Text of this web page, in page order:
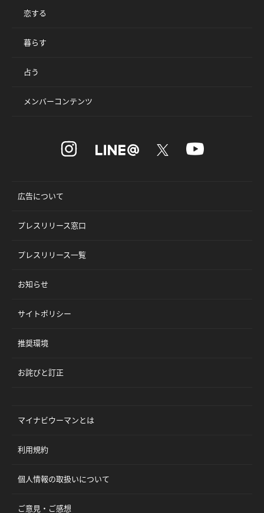
恋する
暮らす
占う
メンバーコンテンツ
広告について
プレスリリース窓口
プレスリリース一覧
お知らせ
サイトポリシー
推奨環境
お詫びと訂正
マイナビウーマンとは
利用規約
個人情報の取扱いについて
ご意見・ご感想